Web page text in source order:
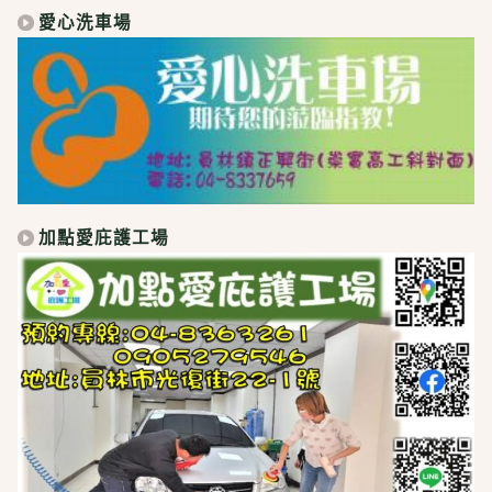
愛心洗車場
加點愛庇護工場